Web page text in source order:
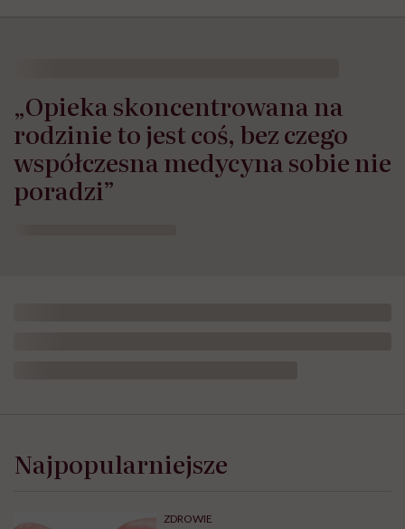
„Opieka skoncentrowana na
rodzinie to jest coś, bez czego
współczesna medycyna sobie nie
poradzi”
Najpopularniejsze
ZDROWIE